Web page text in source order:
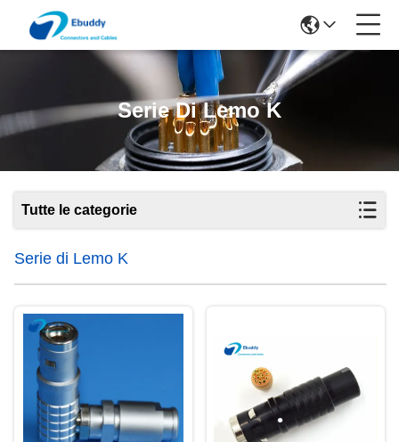
Serie Di Lemo K
Tutte le categorie
Serie di Lemo K